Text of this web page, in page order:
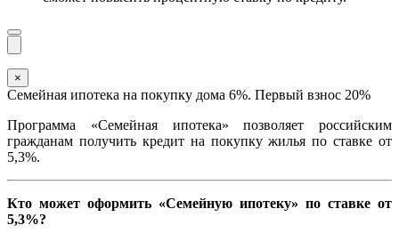
×
Семейная ипотека на покупку дома 6%. Первый взнос 20%
Программа «Семейная ипотека» позволяет российским
гражданам получить кредит на покупку жилья по ставке от
5,3%.
Кто может оформить «Семейную ипотеку» по ставке от
5,3%?